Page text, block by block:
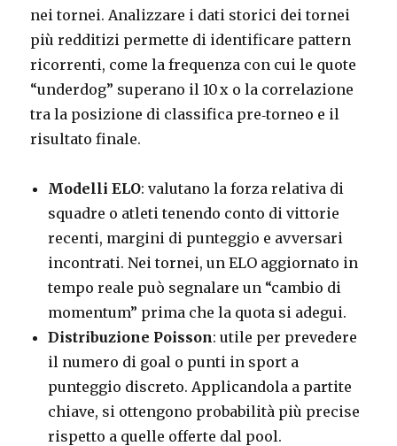
nei tornei. Analizzare i dati storici dei tornei
più redditizi permette di identificare pattern
ricorrenti, come la frequenza con cui le quote
“underdog” superano il 10 x o la correlazione
tra la posizione di classifica pre‑torneo e il
risultato finale.
Modelli ELO: valutano la forza relativa di
squadre o atleti tenendo conto di vittorie
recenti, margini di punteggio e avversari
incontrati. Nei tornei, un ELO aggiornato in
tempo reale può segnalare un “cambio di
momentum” prima che la quota si adegui.
Distribuzione Poisson: utile per prevedere
il numero di goal o punti in sport a
punteggio discreto. Applicandola a partite
chiave, si ottengono probabilità più precise
rispetto a quelle offerte dal pool.